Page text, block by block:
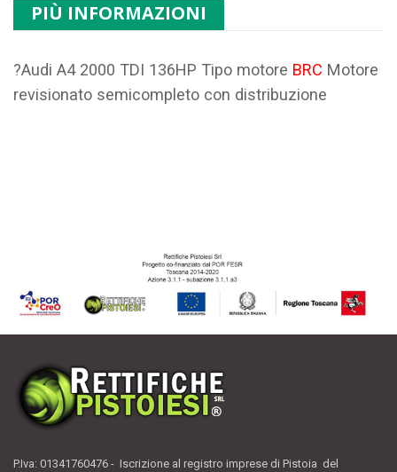
PIÙ INFORMAZIONI
?Audi A4 2000 TDI 136HP Tipo motore BRC Motore
revisionato semicompleto con distribuzione
P.Iva: 01341760476 - Iscrizione al registro imprese di Pistoia del